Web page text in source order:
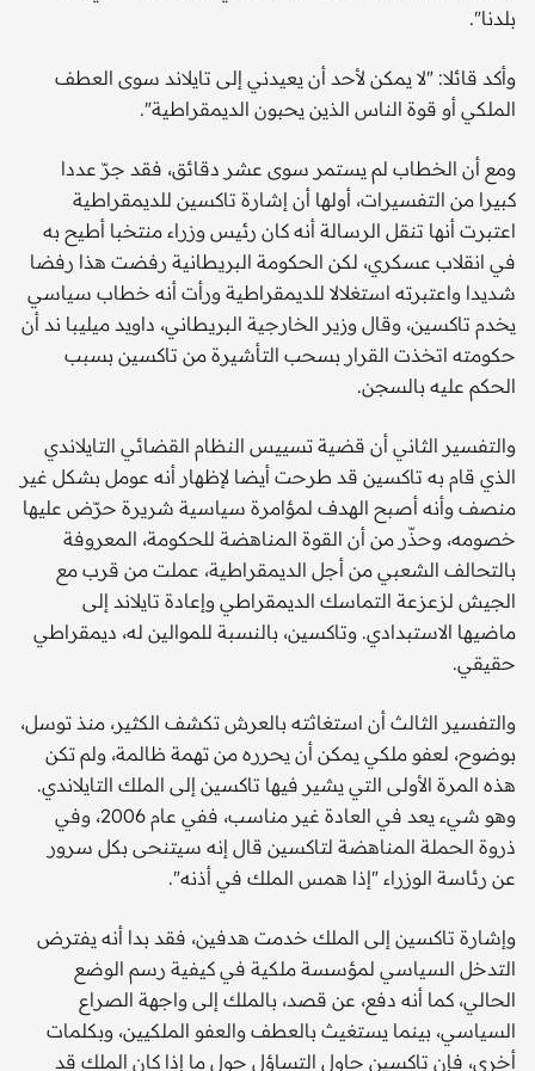
بلدنا".
وأكد قائلا: "لا يمكن لأحد أن يعيدني إلى تايلاند سوى العطف
الملكي أو قوة الناس الذين يحبون الديمقراطية".
ومع أن الخطاب لم يستمر سوى عشر دقائق، فقد جرّ عددا
كبيرا من التفسيرات، أولها أن إشارة تاكسين للديمقراطية
اعتبرت أنها تنقل الرسالة أنه كان رئيس وزراء منتخبا أطيح به
في انقلاب عسكري، لكن الحكومة البريطانية رفضت هذا رفضا
شديدا واعتبرته استغلالا للديمقراطية ورأت أنه خطاب سياسي
يخدم تاكسين، وقال وزير الخارجية البريطاني، داويد ميليبا ند أن
حكومته اتخذت القرار بسحب التأشيرة من تاكسين بسبب
الحكم عليه بالسجن.
والتفسير الثاني أن قضية تسييس النظام القضائي التايلاندي
الذي قام به تاكسين قد طرحت أيضا لإظهار أنه عومل بشكل غير
منصف وأنه أصبح الهدف لمؤامرة سياسية شريرة حرّض عليها
خصومه، وحذّر من أن القوة المناهضة للحكومة، المعروفة
بالتحالف الشعبي من أجل الديمقراطية، عملت من قرب مع
الجيش لزعزعة التماسك الديمقراطي وإعادة تايلاند إلى
ماضيها الاستبدادي. وتاكسين، بالنسبة للموالين له، ديمقراطي
حقيقي.
والتفسير الثالث أن استغاثته بالعرش تكشف الكثير، منذ توسل،
بوضوح، لعفو ملكي يمكن أن يحرره من تهمة ظالمة، ولم تكن
هذه المرة الأولى التي يشير فيها تاكسين إلى الملك التايلاندي.
وهو شيء يعد في العادة غير مناسب، ففي عام 2006، وفي
ذروة الحملة المناهضة لتاكسين قال إنه سيتنحى بكل سرور
عن رئاسة الوزراء "إذا همس الملك في أذنه".
وإشارة تاكسين إلى الملك خدمت هدفين، فقد بدا أنه يفترض
التدخل السياسي لمؤسسة ملكية في كيفية رسم الوضع
الحالي، كما أنه دفع، عن قصد، بالملك إلى واجهة الصراع
السياسي، بينما يستغيث بالعطف والعفو الملكيين، وبكلمات
أخرى، فإن تاكسين حاول التساؤل حول ما إذا كان الملك قد